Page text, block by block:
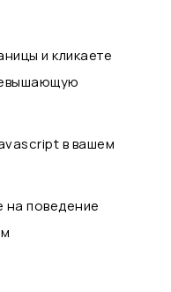
и кликаете
в вашем
поведение